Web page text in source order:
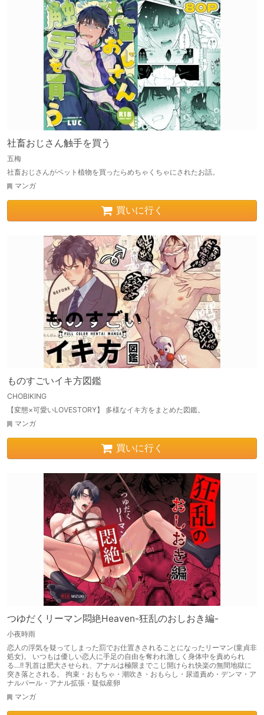
社畜おじさん触手を買う
五梅
社畜おじさんがペット植物を買ったらめちゃくちゃにされたお話。
マンガ
買いに行く
ものすごいイキ方図鑑
CHOBIKING
【変態×可愛いLOVESTORY】 多様なイキ方をまとめた図鑑。
マンガ
買いに行く
つゆだくリーマン悶絶Heaven-狂乱のおしおき編-
小夜時雨
恋人の浮気を疑ってしまった罰でお仕置きされることになったリーマン(童貞非
処女)。 いつもは優しい恋人に手足の自由を奪われ激しく身体中を責められ
る…!! 乳首は肥大させられ、アナルは極限までこじ開けられ快楽の無間地獄に
突き落とされる。 拘束・おもちゃ・潮吹き・おもらし・尿道責め・デンマ・ア
ナルパール・アナル拡張・疑似産卵
マンガ